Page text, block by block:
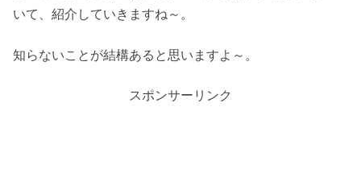
いて、紹介していきますね～。
知らないことが結構あると思いますよ～。
スポンサーリンク